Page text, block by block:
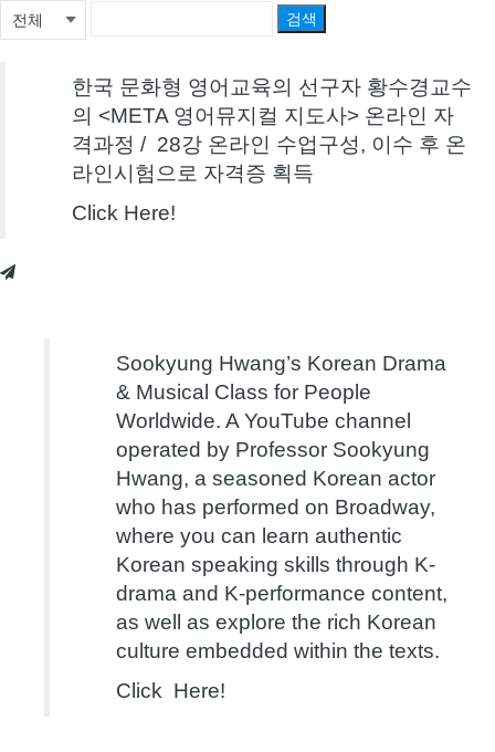
검색
한국 문화형 영어교육의 선구자 황수경교수
의 <META 영어뮤지컬 지도사> 온라인 자
격과정 / 28강 온라인 수업구성, 이수 후 온
라인시험으로 자격증 획득
Click Here!
Sookyung Hwang’s Korean Drama
& Musical Class for People
Worldwide. A YouTube channel
operated by Professor Sookyung
Hwang, a seasoned Korean actor
who has performed on Broadway,
where you can learn authentic
Korean speaking skills through K-
drama and K-performance content,
as well as explore the rich Korean
culture embedded within the texts.
Click Here!